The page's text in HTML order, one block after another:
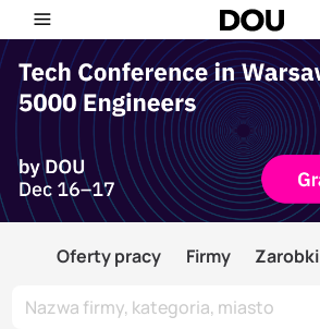
Oferty pracy Firmy Zarobki